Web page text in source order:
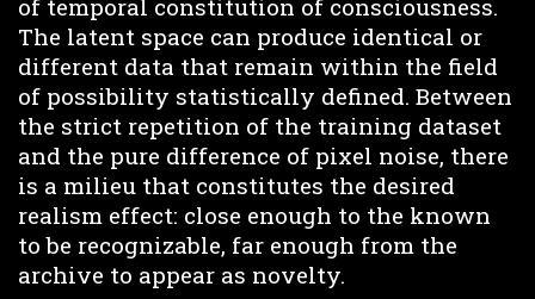
of temporal constitution of consciousness.
The latent space can produce identical or
different data that remain within the field
of possibility statistically defined. Between
the strict repetition of the training dataset
and the pure difference of pixel noise, there
is a milieu that constitutes the desired
realism effect: close enough to the known
to be recognizable, far enough from the
archive to appear as novelty.